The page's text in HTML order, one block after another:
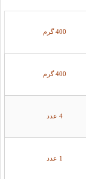
400 گرم
400 گرم
4 عدد
1 عدد